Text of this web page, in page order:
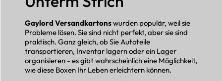
Gaylord Versandkartonswurden populär, weil sie
Probleme lösen. Sie sind nicht perfekt, aber sie sind
praktisch. Ganz gleich, ob Sie Autoteile
transportieren, Inventar lagern oder ein Lager
organisieren - es gibt wahrscheinlich eine Möglichkeit,
wie diese Boxen Ihr Leben erleichtern können.